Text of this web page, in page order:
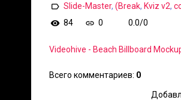
Slide-Master, (Break, Kviz v2,
84
0 0.0/0
Videohive - Beach Billboard
Всего комментариев: 0